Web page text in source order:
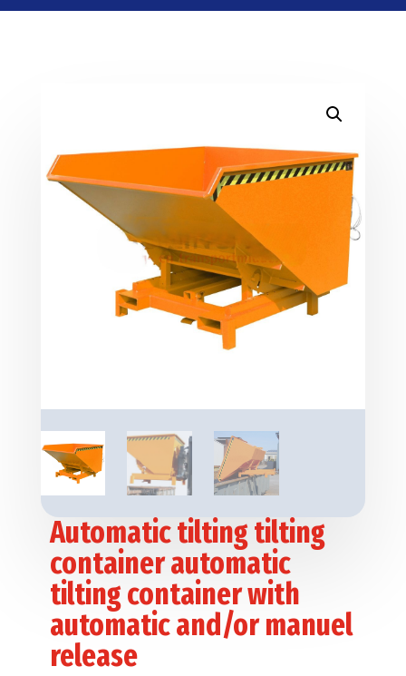
Automatic tilting tilting
container automatic
tilting container with
automatic and/or manuel
release